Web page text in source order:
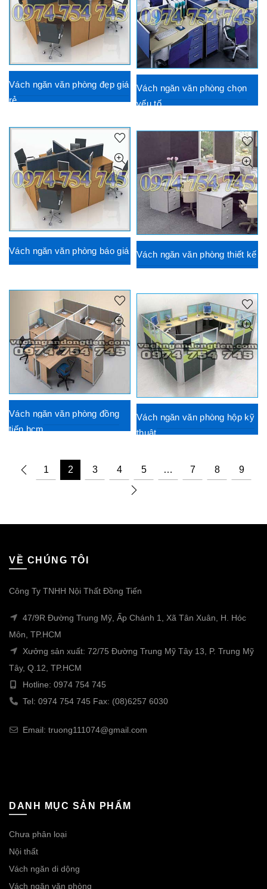
Vách ngăn văn phòng đẹp giá
rẻ
Vách ngăn văn phòng chọn
yếu tố
Vách ngăn văn phòng báo giá Vách ngăn văn phòng thiết kế
Vách ngăn văn phòng đồng
tiến hcm
Vách ngăn văn phòng hộp kỹ
thuật
1 2 3 4 5 … 7 8 9
VỀ CHÚNG TÔI
Công Ty TNHH Nội Thất Đồng Tiến
47/9R Đường Trung Mỹ, Ấp Chánh 1, Xã Tân Xuân, H. Hóc
Môn, TP.HCM
Xưởng sản xuất: 72/75 Đường Trung Mỹ Tây 13, P. Trung Mỹ
Tây, Q.12, TP.HCM
Hotline: 0974 754 745
Tel: 0974 754 745 Fax: (08)6257 6030
Email: truong111074@gmail.com
DANH MỤC SẢN PHẨM
Chưa phân loại
Nội thất
Vách ngăn di dộng
Vách ngăn văn phòng